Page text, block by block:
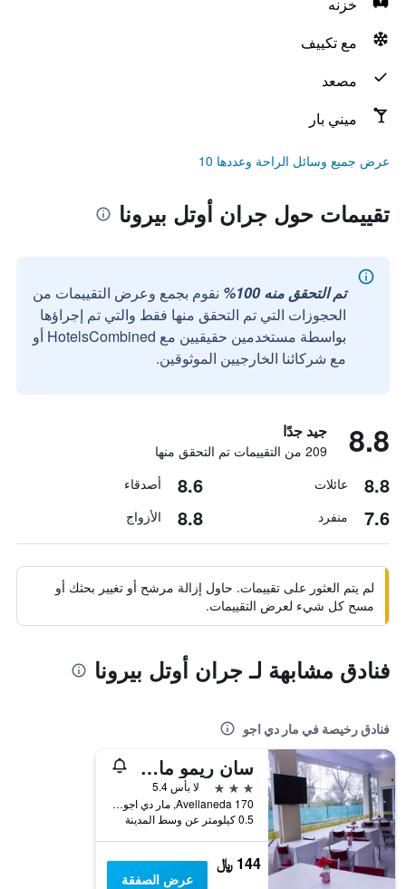
مع تكييف
مصعد
ميني بار
عرض جميع وسائل الراحة وعددها 10
تقييمات حول جران أوتل بيرونا
تم التحقق منه 100%
نقوم بجمع وعرض التقييمات من
الحجوزات التي تم التحقق منها فقط والتي تم إجراؤها
بواسطة مستخدمين حقيقيين مع HotelsCombined أو
مع شركائنا الخارجيين الموثوقين.
8.8 جيد جدًا
209 من التقييمات تم التحقق منها
8.8 عائلات 8.6 أصدقاء
7.6 منفرد 8.8 الأزواج
لم يتم العثور على تقييمات. حاول إزالة مرشح أو تغيير بحثك أو
مسح كل شيء لعرض التقييمات.
فنادق مشابهة لـ جران أوتل بيرونا
فنادق رخيصة في مار دي اجو
سان ريمو ماجستك هوتل
3 نجوم
لا بأس 5.4
Avellaneda 170, مار دي اجو, محافظة بوينس أيرس, الأرجنتين
0.5 كيلومتر عن وسط المدينة
144 ﷼
عرض الصفقة